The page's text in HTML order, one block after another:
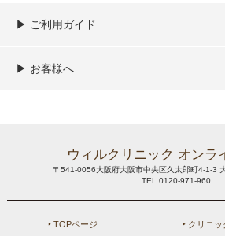
▶︎ ご利用ガイド
ご利用ガイド
決済／配送／送料について
取り扱い商品一覧
顧客情報の取扱について
特定商取引法の表記
▶︎ お客様へ
ウィルクリニック オンラ
〒541-0056大阪府大阪市中央区久太郎町4-1-3
TEL.0120-971-960
‣ TOPページ
‣ クリニッ